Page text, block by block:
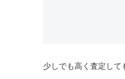
少しでも高く査定して